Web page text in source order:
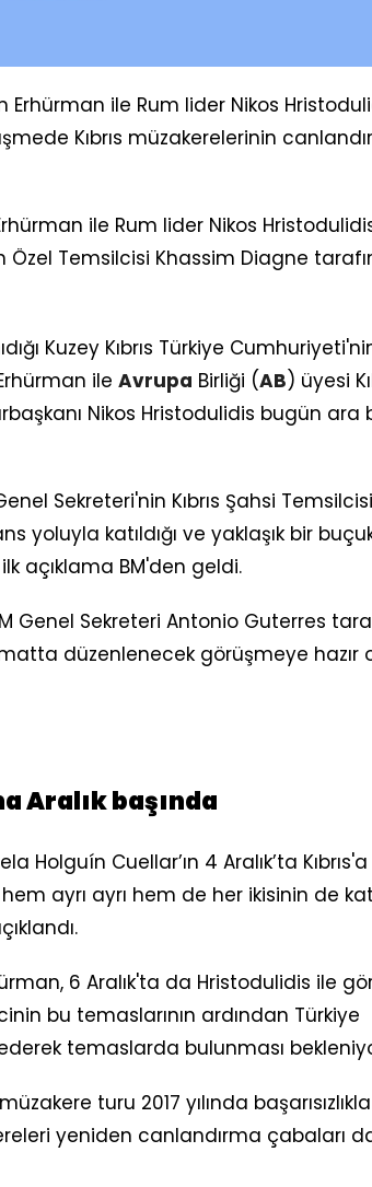
Erhürman ile Rum lider Nikos
Kıbrıs müzakerelerinin
Erhürman ile Rum lider Nikos
Özel Temsilcisi Khassim Diagne
Kuzey Kıbrıs Türkiye
ile Avrupa Birliği (AB) üyesi
Nikos Hristodulidis bugün
Sekreteri'nin Kıbrıs Şahsi
yoluyla katıldığı ve yaklaşık bir
açıklama BM'den geldi.
Genel Sekreteri Antonio Guterres
düzenlenecek görüşmeye hazır
Aralık başında
Holguín Cuellar’ın 4 Aralık’ta
ayrı ayrı hem de her ikisinin de
6 Aralık'ta da Hristodulidis ile
bu temaslarının ardından Türkiye
temaslarda bulunması
turu 2017 yılında
yeniden canlandırma çabaları